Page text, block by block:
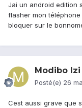
Jai un android edition
flasher mon
bloquer sur le
Modibo Izi
Posté(e) 26
Cest aussi grave que